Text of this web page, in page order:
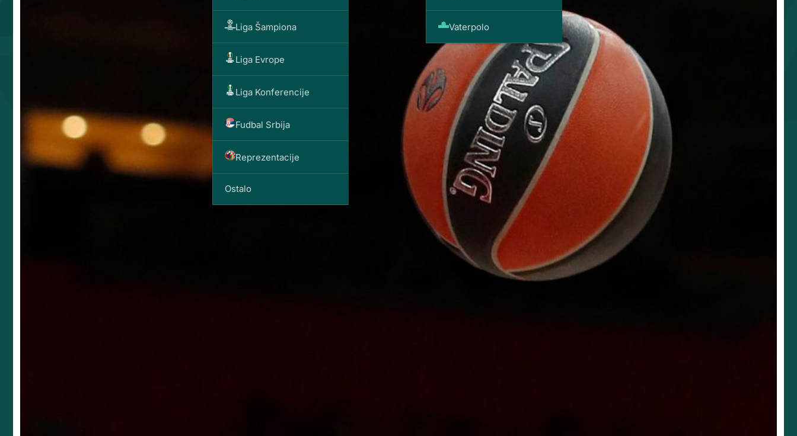
Liga Šampiona
Liga Evrope
Liga Konferencije
Fudbal Srbija
Reprezentacije
Ostalo
Vaterpolo